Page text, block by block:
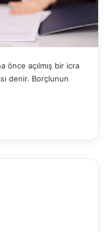
önce açılmış bir icra
denir. Borçlunun